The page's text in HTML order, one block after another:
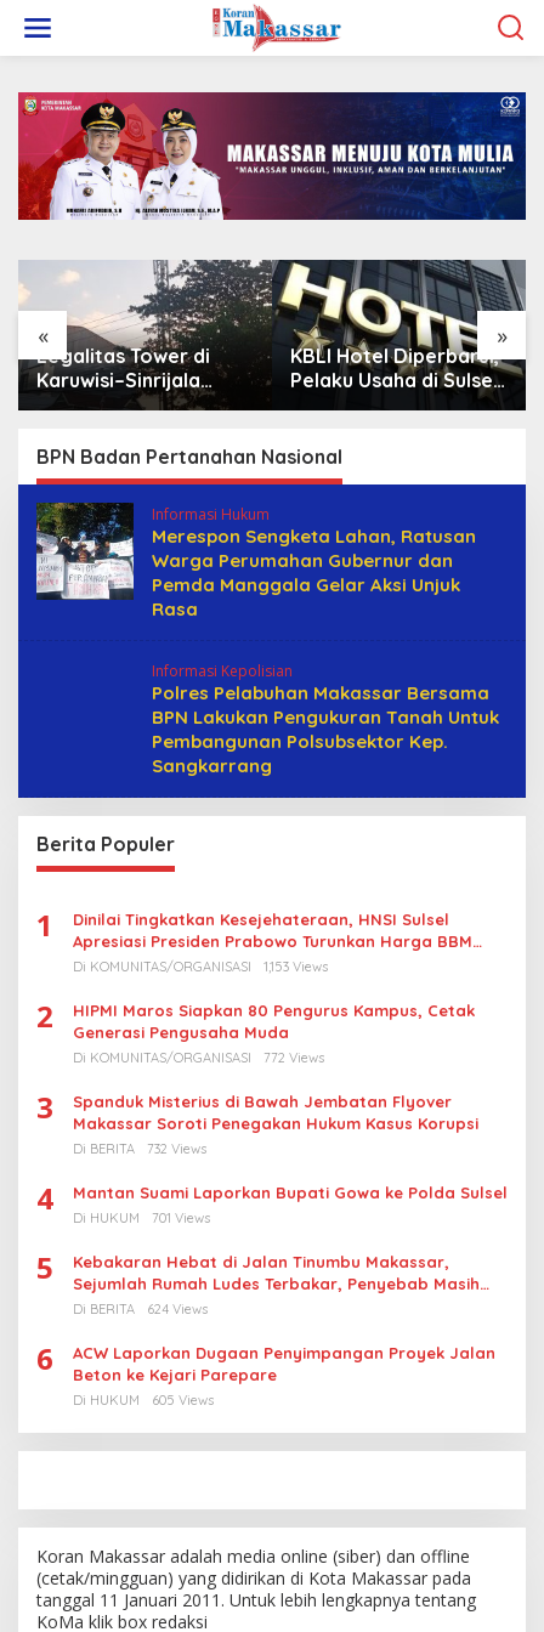
w
« »
Legalitas Tower di
Karuwisi–Sinrijala
Dipertanyakan Warga
KBLI Hotel Diperbarui,
Pelaku Usaha di Sulsel
BPN Badan Pertanahan Nasional
Informasi Hukum
Merespon Sengketa Lahan, Ratusan
Warga Perumahan Gubernur dan
Pemda Manggala Gelar Aksi Unjuk
Rasa
Informasi Kepolisian
Polres Pelabuhan Makassar Bersama
BPN Lakukan Pengukuran Tanah Untuk
Pembangunan Polsubsektor Kep.
Sangkarrang
Berita Populer
1
Dinilai Tingkatkan Kesejehateraan, HNSI Sulsel
Apresiasi Presiden Prabowo Turunkan Harga BBM
Nelayan
Di KOMUNITAS/ORGANISASI 1,153 Views
2
HIPMI Maros Siapkan 80 Pengurus Kampus, Cetak
Generasi Pengusaha Muda
Di KOMUNITAS/ORGANISASI 772 Views
3
Spanduk Misterius di Bawah Jembatan Flyover
Makassar Soroti Penegakan Hukum Kasus Korupsi
Di BERITA 732 Views
4 Mantan Suami Laporkan Bupati Gowa ke Polda Sulsel
Di HUKUM 701 Views
5
Kebakaran Hebat di Jalan Tinumbu Makassar,
Sejumlah Rumah Ludes Terbakar, Penyebab Masih
Diselidiki
Di BERITA 624 Views
6
ACW Laporkan Dugaan Penyimpangan Proyek Jalan
Beton ke Kejari Parepare
Di HUKUM 605 Views
Koran Makassar adalah media online (siber) dan offline
(cetak/mingguan) yang didirikan di Kota Makassar pada
tanggal 11 Januari 2011. Untuk lebih lengkapnya tentang
KoMa klik box redaksi